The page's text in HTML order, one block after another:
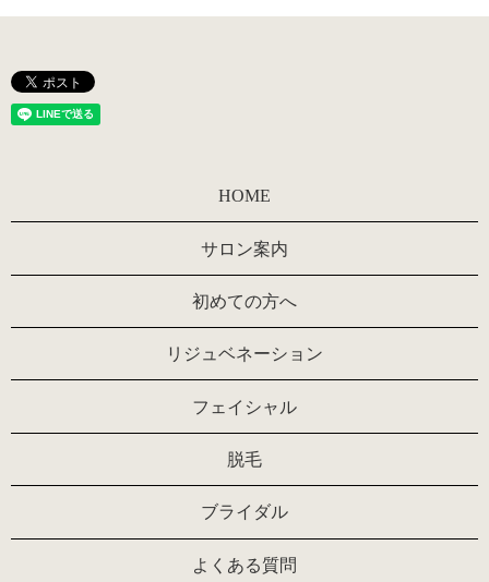
HOME
サロン案内
初めての方へ
リジュベネーション
フェイシャル
脱毛
ブライダル
よくある質問